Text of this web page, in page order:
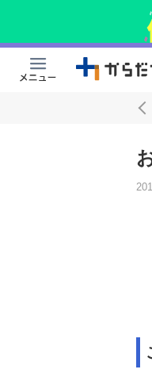
男性向け